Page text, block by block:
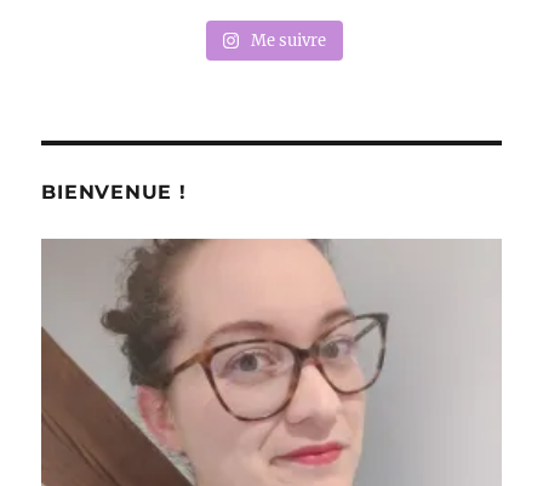
Me suivre
BIENVENUE !